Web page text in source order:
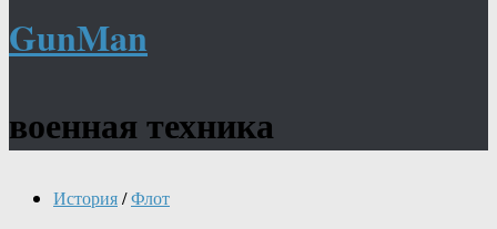
GunMan
военная техника
История/Флот